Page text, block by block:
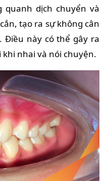
quanh dịch chuyển và
tạo ra sự không cân
Điều này có thể gây ra
nhai và nói chuyện.